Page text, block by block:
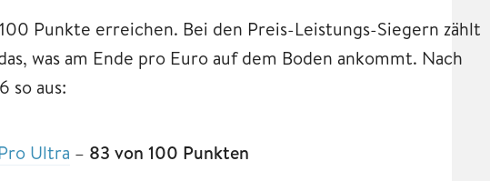
Punkte erreichen. Bei den Preis-Leistungs-Siegern zählt
was am Ende pro Euro auf dem Boden ankommt. Nach
so aus:
Ultra – 83 von 100 Punkten